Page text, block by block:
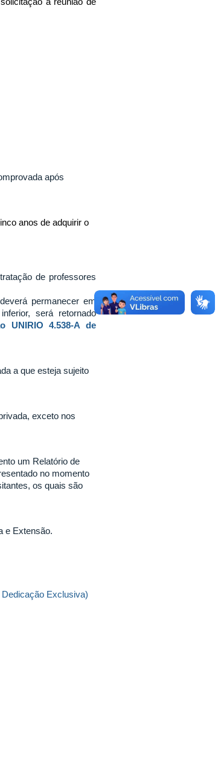
após
anos de adquirir o
de professores
permanecer em
será retornado
UNIRIO 4.538-A de
a que esteja sujeito
exceto nos
um Relatório de
no momento
os quais são
e Extensão.
Exclusiva)